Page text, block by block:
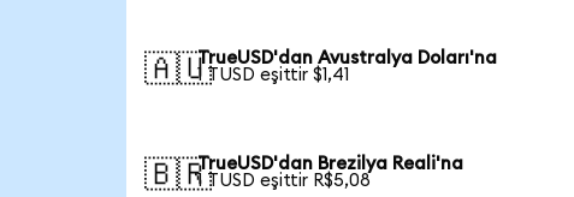
🇦🇺TrueUSD'dan Avustralya Doları'na
1 TUSD eşittir $1,41
🇧🇷TrueUSD'dan Brezilya Reali'na
1 TUSD eşittir R$5,08